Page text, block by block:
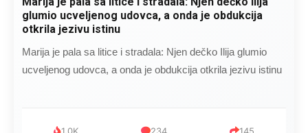
glumio ucveljenog udovca, a onda je obdukcija
otkrila jezivu istinu
Marija je pala sa litice i stradala: Njen dečko Ilija glumio
ucveljenog udovca, a onda je obdukcija otkrila jezivu istinu
1.0K 234 145